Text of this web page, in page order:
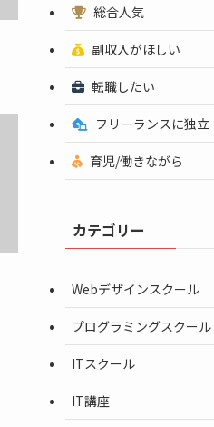
総合人気
副収入がほしい
転職したい
フリーランスに独立
育児/働きながら
カテゴリー
Webデザインスクール
プログラミングスクール
ITスクール
IT講座